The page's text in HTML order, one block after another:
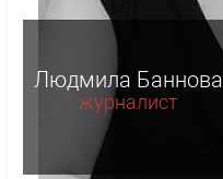
Людмила Баннова
журналист